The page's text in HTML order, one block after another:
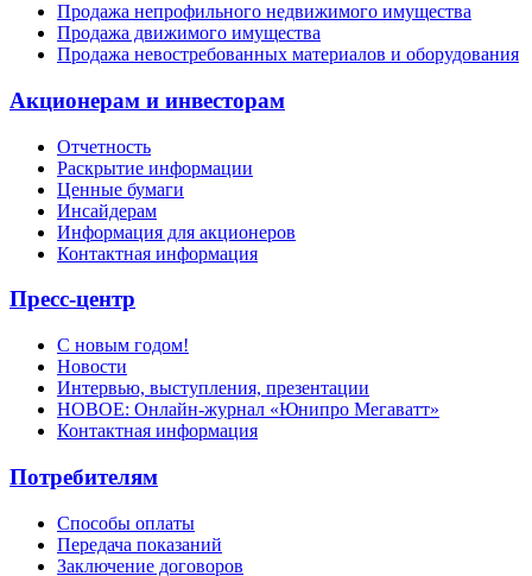
Продажа непрофильного недвижимого имущества
Продажа движимого имущества
Продажа невостребованных материалов и оборудования
Акционерам и инвесторам
Отчетность
Раскрытие информации
Ценные бумаги
Инсайдерам
Информация для акционеров
Контактная информация
Пресс-центр
С новым годом!
Новости
Интервью, выступления, презентации
НОВОЕ: Онлайн-журнал «Юнипро Мегаватт»
Контактная информация
Потребителям
Способы оплаты
Передача показаний
Заключение договоров